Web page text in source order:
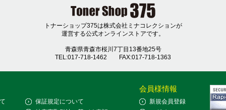
トナーショップ375は株式会社ミナコレクションが
運営する公式オンラインストアです。
青森県青森市桜川7丁目13番地25号
TEL:017-718-1462 FAX:017-718-1363
保証規定について
会員様情報
新規会員登録